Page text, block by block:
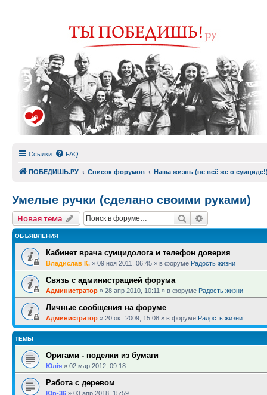
Ссылки FAQ
ПОБЕДИШЬ.РУ Список форумов Наша жизнь (не всё же о суициде!)
Умелые ручки (сделано своими руками)
Новая тема Поиск
ОБЪЯВЛЕНИЯ
Кабинет врача суицидолога и телефон доверия
Владислав К. » 09 ноя 2011, 06:45 » в форуме Радость жизни
Связь с администрацией форума
Администратор » 28 апр 2010, 10:11 » в форуме Радость жизни
Личные сообщения на форуме
Администратор » 20 окт 2009, 15:08 » в форуме Радость жизни
ТЕМЫ
Оригами - поделки из бумаги
Юлія » 02 мар 2012, 09:18
Работа с деревом
Юр-36 » 03 апр 2018, 15:59